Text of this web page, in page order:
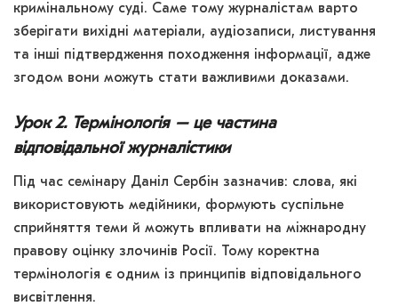
кримінальному суді. Саме тому журналістам варто
зберігати вихідні матеріали, аудіозаписи, листування
та інші підтвердження походження інформації, адже
згодом вони можуть стати важливими доказами.
Урок 2. Термінологія – це частина
відповідальної журналістики
Під час семінару Даніл Сербін зазначив: слова, які
використовують медійники, формують суспільне
сприйняття теми й можуть впливати на міжнародну
правову оцінку злочинів Росії. Тому коректна
термінологія є одним із принципів відповідального
висвітлення.